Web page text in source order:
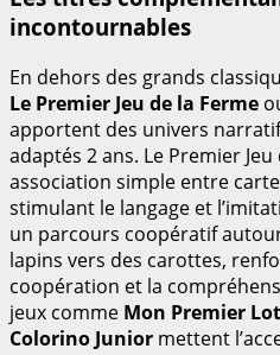
incontournables
En dehors des grands
Le Premier Jeu de la Ferme
apportent des univers
adaptés 2 ans. Le Premier
association simple entre
stimulant le langage et
un parcours coopératif
lapins vers des carottes,
coopération et la
jeux comme Mon Premier
Colorino Junior mettent